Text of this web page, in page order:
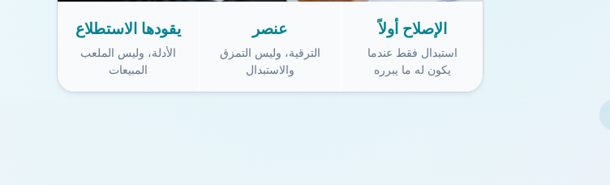
الإصلاح أولاً
استبدال فقط عندما
يكون له ما يبرره
عنصر
الترقية، وليس التمزق
والاستبدال
يقودها الاستطلاع
الأدلة، وليس الملعب
المبيعات